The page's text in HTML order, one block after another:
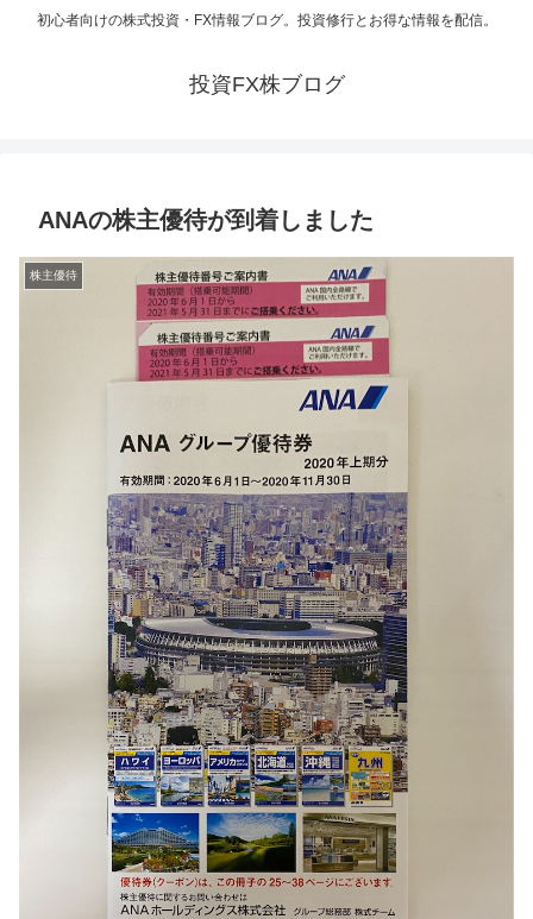
初心者向けの株式投資・FX情報ブログ。投資修行とお得な情報を配信。
投資FX株ブログ
ANAの株主優待が到着しました
株主優待